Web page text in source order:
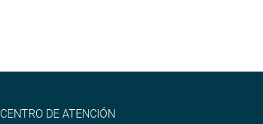
CENTRO DE ATENCIÓN